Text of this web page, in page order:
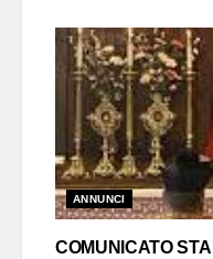
ANNUNCI
COMUNICATO